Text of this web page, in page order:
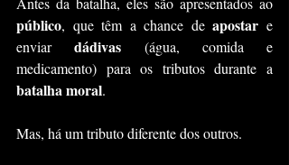
público, que têm a chance de apostar e
enviar dádivas (água, comida e
batalha moral.
Mas, há um tributo diferente dos outros.